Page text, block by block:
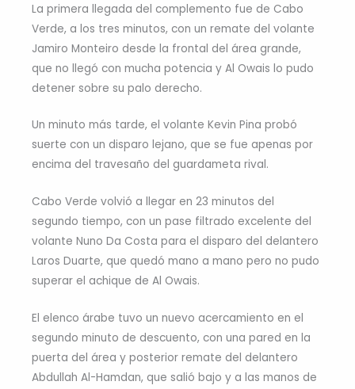
La primera llegada del complemento fue de Cabo
Verde, a los tres minutos, con un remate del volante
Jamiro Monteiro desde la frontal del área grande,
que no llegó con mucha potencia y Al Owais lo pudo
detener sobre su palo derecho.
Un minuto más tarde, el volante Kevin Pina probó
suerte con un disparo lejano, que se fue apenas por
encima del travesaño del guardameta rival.
Cabo Verde volvió a llegar en 23 minutos del
segundo tiempo, con un pase filtrado excelente del
volante Nuno Da Costa para el disparo del delantero
Laros Duarte, que quedó mano a mano pero no pudo
superar el achique de Al Owais.
El elenco árabe tuvo un nuevo acercamiento en el
segundo minuto de descuento, con una pared en la
puerta del área y posterior remate del delantero
Abdullah Al-Hamdan, que salió bajo y a las manos de